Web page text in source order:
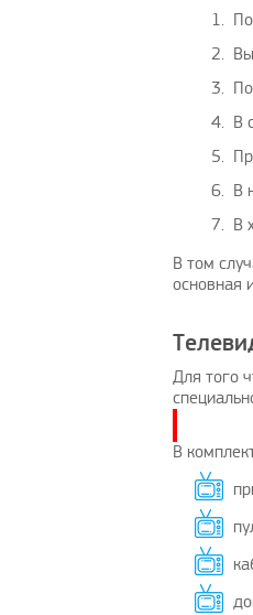
В
В
В
В том
основная
Для того
В